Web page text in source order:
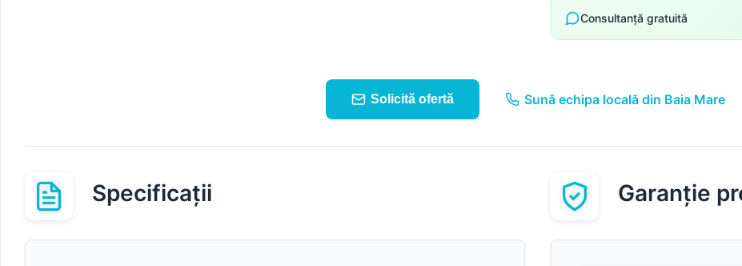
Consultanță gratuită
Solicită ofertă Sună echipa locală din Baia Mare
Specificații Garanție